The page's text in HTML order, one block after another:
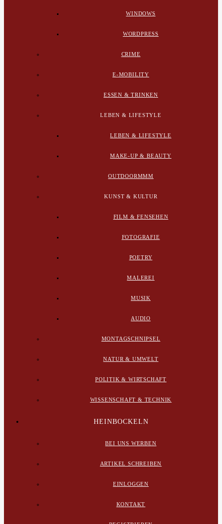
WINDOWS
WORDPRESS
CRIME
E-MOBILITY
ESSEN & TRINKEN
LEBEN & LIFESTYLE
LEBEN & LIFESTYLE
MAKE-UP & BEAUTY
OUTDOORMMM
KUNST & KULTUR
FILM & FENSEHEN
FOTOGRAFIE
POETRY
MALEREI
MUSIK
AUDIO
MONTAGSCHNIPSEL
NATUR & UMWELT
POLITIK & WIRTSCHAFT
WISSENSCHAFT & TECHNIK
HEINBOCKELN
BEI UNS WERBEN
ARTIKEL SCHREIBEN
EINLOGGEN
KONTAKT